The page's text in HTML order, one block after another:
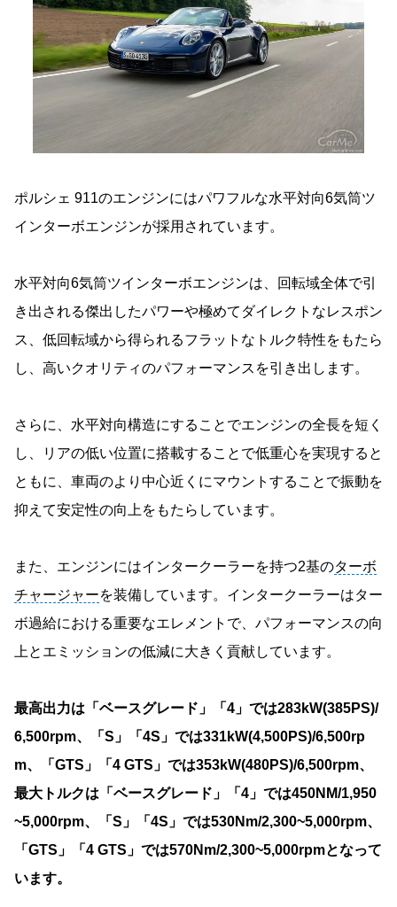
ポルシェ 911のエンジンにはパワフルな水平対向6気筒ツ
インターボエンジンが採用されています。
水平対向6気筒ツインターボエンジンは、回転域全体で引
き出される傑出したパワーや極めてダイレクトなレスポン
ス、低回転域から得られるフラットなトルク特性をもたら
し、高いクオリティのパフォーマンスを引き出します。
さらに、水平対向構造にすることでエンジンの全長を短く
し、リアの低い位置に搭載することで低重心を実現すると
ともに、車両のより中心近くにマウントすることで振動を
抑えて安定性の向上をもたらしています。
また、エンジンにはインタークーラーを持つ2基のターボ
チャージャーを装備しています。インタークーラーはター
ボ過給における重要なエレメントで、パフォーマンスの向
上とエミッションの低減に大きく貢献しています。
最高出力は「ベースグレード」「4」では283kW(385PS)/
6,500rpm、「S」「4S」では331kW(4,500PS)/6,500rp
m、「GTS」「4 GTS」では353kW(480PS)/6,500rpm、
最大トルクは「ベースグレード」「4」では450NM/1,950
~5,000rpm、「S」「4S」では530Nm/2,300~5,000rpm、
「GTS」「4 GTS」では570Nm/2,300~5,000rpmとなって
います。